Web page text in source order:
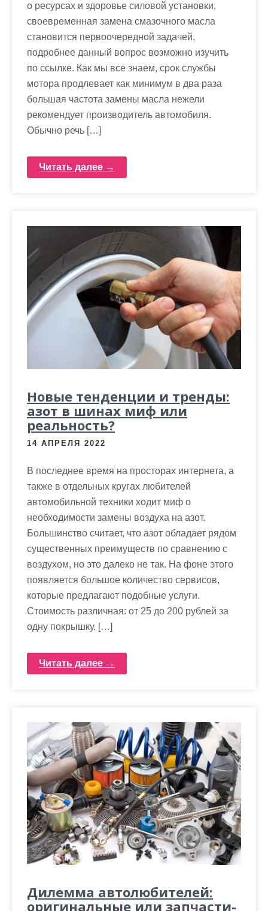
о ресурсах и здоровье силовой установки,
своевременная замена смазочного масла
становится первоочередной задачей,
подробнее данный вопрос возможно изучить
по ссылке. Как мы все знаем, срок службы
мотора продлевает как минимум в два раза
большая частота замены масла нежели
рекомендует производитель автомобиля.
Обычно речь […]
Читать далее →
Новые тенденции и тренды:
азот в шинах миф или
реальность?
14 АПРЕЛЯ 2022
В последнее время на просторах интернета, а
также в отдельных кругах любителей
автомобильной техники ходит миф о
необходимости замены воздуха на азот.
Большинство считает, что азот обладает рядом
существенных преимуществ по сравнению с
воздухом, но это далеко не так. На фоне этого
появляется большое количество сервисов,
которые предлагают подобные услуги.
Стоимость различная: от 25 до 200 рублей за
одну покрышку. […]
Читать далее →
Дилемма автолюбителей:
оригинальные или запчасти-